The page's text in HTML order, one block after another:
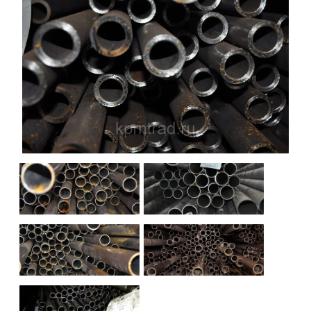
НАШИ ОБЪЕКТЫ
ОТЗЫВЫ
О НАС
БЛОГ
КОНТАКТЫ